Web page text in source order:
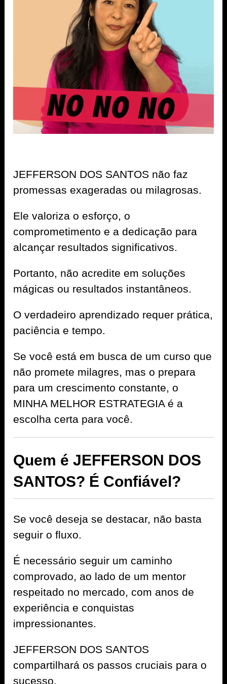
JEFFERSON DOS SANTOS não faz
promessas exageradas ou milagrosas.
Ele valoriza o esforço, o
comprometimento e a dedicação para
alcançar resultados significativos.
Portanto, não acredite em soluções
mágicas ou resultados instantâneos.
O verdadeiro aprendizado requer prática,
paciência e tempo.
Se você está em busca de um curso que
não promete milagres, mas o prepara
para um crescimento constante, o
MINHA MELHOR ESTRATEGIA é a
escolha certa para você.
Quem é JEFFERSON DOS
SANTOS? É Confiável?
Se você deseja se destacar, não basta
seguir o fluxo.
É necessário seguir um caminho
comprovado, ao lado de um mentor
respeitado no mercado, com anos de
experiência e conquistas
impressionantes.
JEFFERSON DOS SANTOS
compartilhará os passos cruciais para o
sucesso.